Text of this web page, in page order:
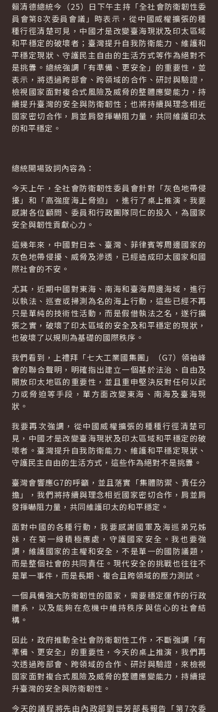
賴清德總統今（25）日下午主持「全社會防衛韌性委
員會第8次委員會議」時表示，從中國威權擴張的種
種行徑清楚可見，中國才是改變臺海現狀及印太區域
和平穩定的破壞者；臺灣提升自我防衛能力、維護和
平穩定現狀、守護民主自由的生活方式等作為絕對不
是挑釁。總統強調「有準備、更安全」的重要性，並
表示，將透過跨部會、跨領域的合作、研討與驗證，
檢視國家面對複合式風險及威脅的整體應變能力，持
續提升臺灣的安全與防衛韌性；也將持續與理念相近
國家密切合作，肩並肩發揮嚇阻力量，共同維護印太
的和平穩定。
總統開場致詞內容為：
今天上午，全社會防衛韌性委員會針對「灰色地帶侵
擾」和「高強度海上脅迫」，進行了桌上推演。我要
感謝各位顧問、委員和行政團隊同仁的投入，為國家
安全與韌性貢獻心力。
這幾年來，中國對日本、臺灣、菲律賓等周邊國家的
灰色地帶侵擾、威脅及滲透，已經造成印太國家和國
際社會的不安。
尤其，近期中國對東海、南海和臺海周邊海域，進行
以執法、巡查或掃測為名的海上行動，這些已經不再
只是單純的技術性活動，而是假借執法之名，遂行擴
張之實，破壞了印太區域的安全及和平穩定的現狀，
也破壞了以規則為基礎的國際秩序。
我們看到，上禮拜「七大工業國集團」（G7）領袖峰
會的聯合聲明，明確指出建立一個基於法治、自由及
開放印太地區的重要性，並且重申堅決反對任何以武
力或脅迫等手段，單方面改變東海、南海及臺海現
狀。
我要再次強調，從中國威權擴張的種種行徑清楚可
見，中國才是改變臺海現狀及印太區域和平穩定的破
壞者。臺灣提升自我防衛能力、維護和平穩定現狀、
守護民主自由的生活方式，這些作為絕對不是挑釁。
臺灣會響應G7的呼籲，並且落實「集體防禦、責任分
擔」，我們將持續與理念相近國家密切合作，肩並肩
發揮嚇阻力量，共同維護印太的和平穩定。
面對中國的各種行動，我要感謝國軍及海巡弟兄姊
妹，在第一線積極應處，守護國家安全。我也要強
調，維護國家的主權和安全，不是單一的國防議題，
而是整個社會的共同責任。現代安全的挑戰也往往不
是單一事件，而是長期、複合且跨領域的壓力測試。
一個具備強大防衛韌性的國家，需要穩定運作的行政
體系，以及能夠在危機中維持秩序與信心的社會結
構。
因此，政府推動全社會防衛韌性工作，不斷強調「有
準備、更安全」的重要性，今天的桌上推演，我們再
次透過跨部會、跨領域的合作、研討與驗證，來檢視
國家面對複合式風險及威脅的整體應變能力，持續提
升臺灣的安全與防衛韌性。
今天的議程將先由內政部劉世芳部長報告「第7次委